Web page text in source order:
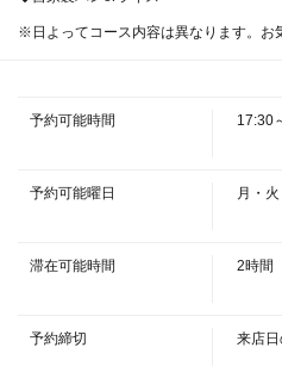
※日よってコース内容は異なります。
予約可能時間 17:30
予約可能曜日 月・
滞在可能時間 2時間
予約締切 来店
本日のコースＡ 1名様5,500
https://bistrohimawari.owst.jp/
お店情報を
閉